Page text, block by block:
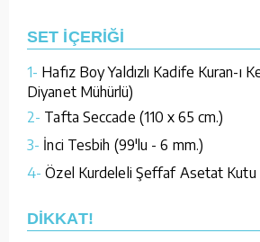
SET İÇERİĞİ
1- Hafız Boy Yaldızlı Kadife Kuran-ı
Diyanet Mühürlü)
2- Tafta Seccade (110 x 65 cm.)
3- İnci Tesbih (99'lu - 6 mm.)
4- Özel Kurdeleli Şeffaf Asetat Kutu
DİKKAT!